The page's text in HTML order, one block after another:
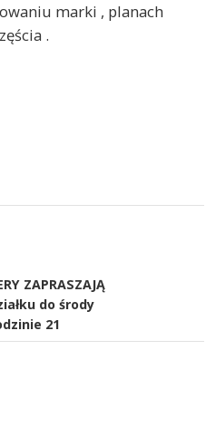
marki , planach
.
ZAPRASZAJĄ
do środy
21